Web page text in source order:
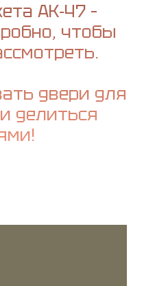
АК‑47 –
чтобы
двери для
делиться